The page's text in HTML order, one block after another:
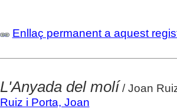
Enllaç permanent a aquest
L'Anyada del molí / Joan
Ruiz i Porta, Joan